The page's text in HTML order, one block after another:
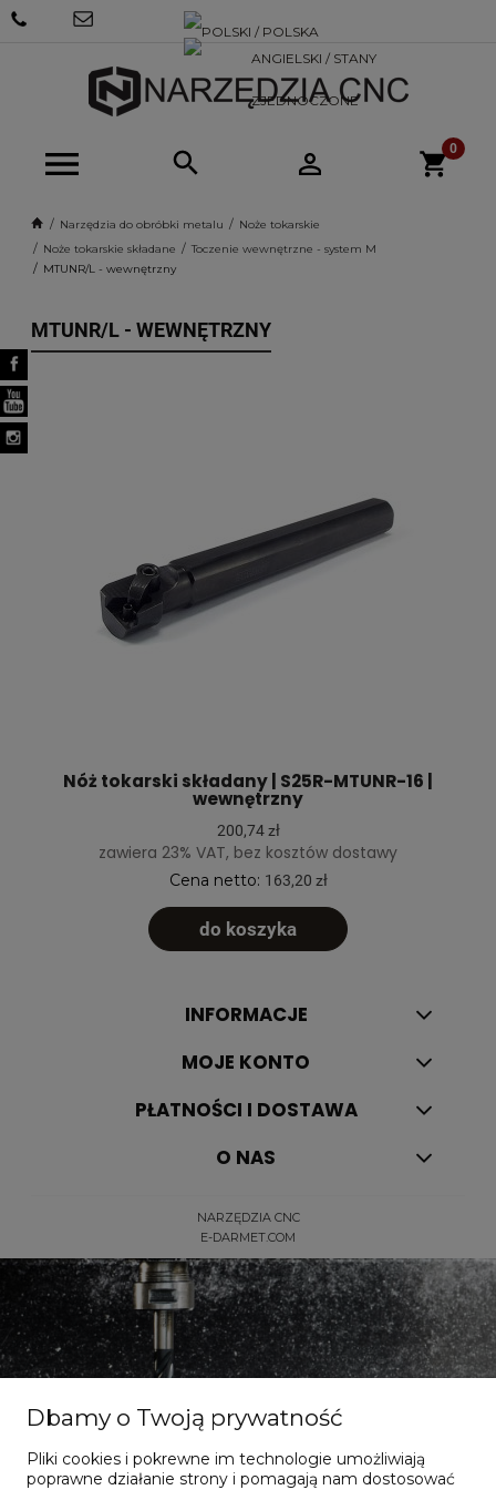
SKLEP@NARZEDZIACNC.PL
Narzędzia do obróbki metalu
Noże tokarskie
Noże tokarskie składane
Toczenie wewnętrzne - system M
MTUNR/L - wewnętrzny
MTUNR/L - WEWNĘTRZNY
Nóż tokarski składany | S25R-MTUNR-16 |
wewnętrzny
200,74 zł
zawiera 23% VAT, bez kosztów dostawy
Cena netto: 163,20 zł
do koszyka
INFORMACJE
MOJE KONTO
PŁATNOŚCI I DOSTAWA
O NAS
NARZĘDZIA CNC
E-DARMET.COM
Dla dociekliwych
Dbamy o Twoją prywatność
Pliki cookies i pokrewne im technologie umożliwiają
poprawne działanie strony i pomagają nam dostosować